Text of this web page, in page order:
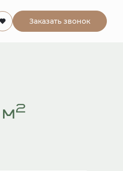
Заказать звонок
Забронировать
м2